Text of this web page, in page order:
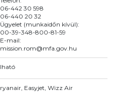
06-442 30 598
06-440 20 32
Ügyelet (munkaidőn kívül):
00-39-348-800-81-59
E-mail:
mission.rom@mfa.gov.hu
Iható
ryanair, Easyjet, Wizz Air